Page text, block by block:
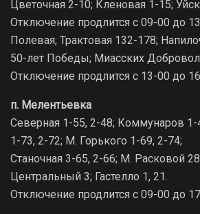
Цветочная 2-10; Кленовая 1-15;
Отключение продлится с 09-00 до
Полевая; Трактовая 132-178;
50-лет Победы; Миасских
Отключение продлится с 13-00 до
п. Мелентьевка
Северная 1-55, 2-48; Коммунаров 1-
1-73, 2-72; М. Горького 1-69, 2-74;
Станочная 3-65, 2-66; М. Расковой
Центральный 3; Гастелло 1, 21.
Отключение продлится с 09-00 до